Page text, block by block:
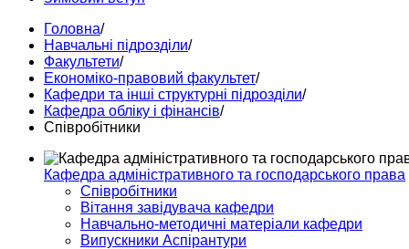
Головна/
Навчальні підрозділи/
Факультети/
Економіко-правовий факультет/
Кафедри та інші структурні підрозділи/
Кафедра обліку і фінансів/
Співробітники
Кафедра адміністративного та господарського права
Співробітники
Вітання завідувача кафедри
Навчально-методичні матеріали кафедри
Випускники Аспірантури